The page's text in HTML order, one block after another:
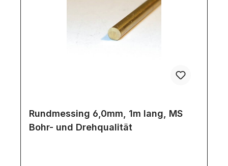
Rundmessing 6,0mm, 1m lang, MS
Bohr- und Drehqualität